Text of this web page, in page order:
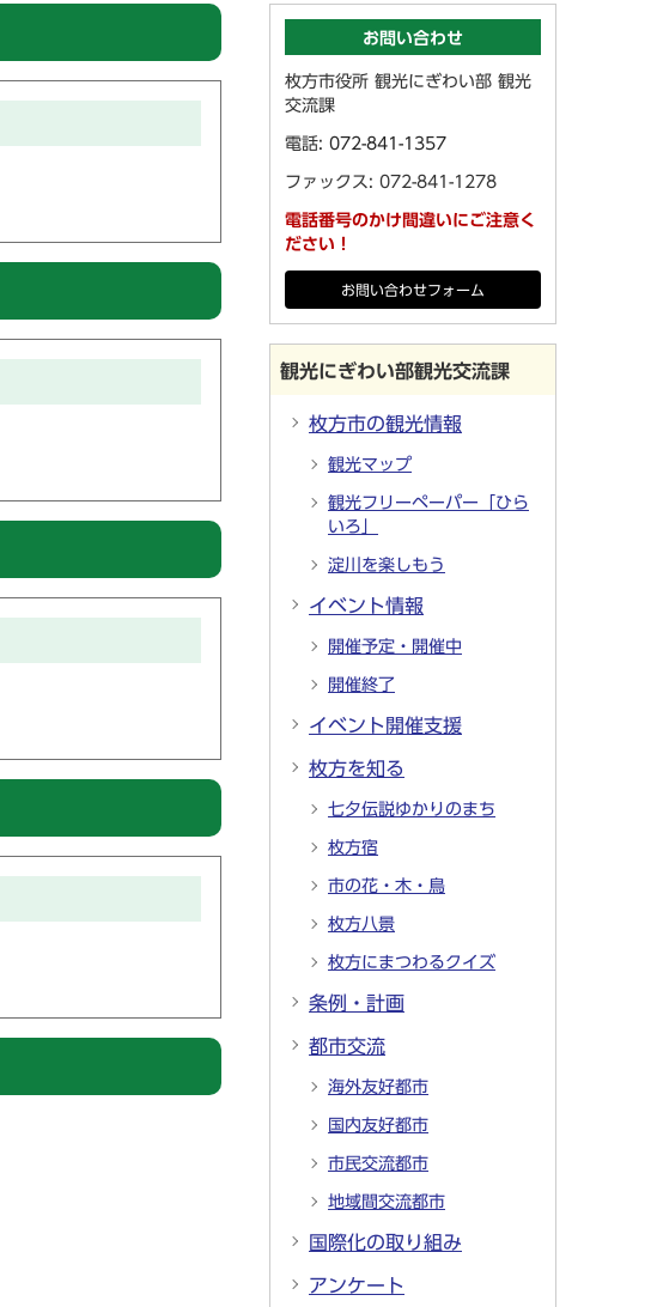
お問い合わせ
枚方市役所 観光にぎわい部 観光
交流課
電話: 072-841-1357
ファックス: 072-841-1278
電話番号のかけ間違いにご注意く
ださい！
お問い合わせフォーム
観光にぎわい部観光交流課
枚方市の観光情報
観光マップ
観光フリーペーパー「ひら
いろ」
淀川を楽しもう
イベント情報
開催予定・開催中
開催終了
イベント開催支援
枚方を知る
七夕伝説ゆかりのまち
枚方宿
市の花・木・鳥
枚方八景
枚方にまつわるクイズ
条例・計画
都市交流
海外友好都市
国内友好都市
市民交流都市
地域間交流都市
国際化の取り組み
アンケート